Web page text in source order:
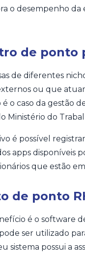
o desempenho
de ponto
de diferentes
ou que
o caso da gestão
Ministério do
é possível
apps disponíveis
que estão
de ponto
é o software
ser utilizado
sistema possui a